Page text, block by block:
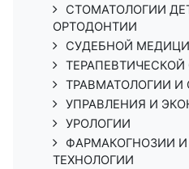
СТОМАТОЛОГИИ
ОРТОДОНТИИ
СУДЕБНОЙ
ТРАВМАТОЛОГИИ И
УПРАВЛЕНИЯ И
УРОЛОГИИ
ФАРМАКОГНОЗИИ
ТЕХНОЛОГИИ